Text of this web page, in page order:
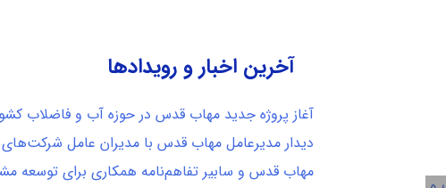
آخرین اخبار و رویدادها
آغاز پروژه جدید مهاب قدس در حوزه آب و فاضلاب
دیدار مدیرعامل مهاب قدس با مدیران عامل
مهاب قدس و سابیر تفاهم‌نامه همکاری برای توسعه